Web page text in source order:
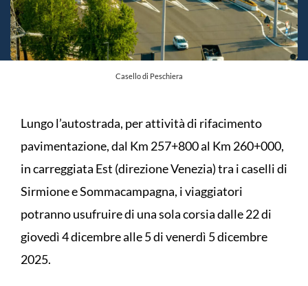
Casello di Peschiera
Lungo l’autostrada, per attività di rifacimento
pavimentazione, dal Km 257+800 al Km 260+000,
in carreggiata Est (direzione Venezia) tra i caselli di
Sirmione e Sommacampagna, i viaggiatori
potranno usufruire di una sola corsia dalle 22 di
giovedì 4 dicembre alle 5 di venerdì 5 dicembre
2025.